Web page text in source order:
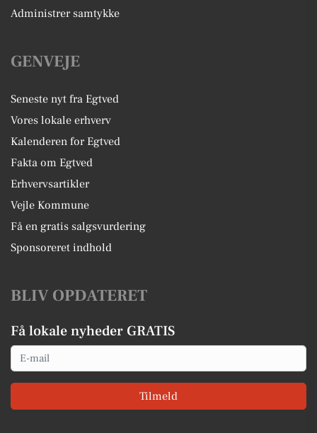
Administrer samtykke
GENVEJE
Seneste nyt fra Egtved
Vores lokale erhverv
Kalenderen for Egtved
Fakta om Egtved
Erhvervsartikler
Vejle Kommune
Få en gratis salgsvurdering
Sponsoreret indhold
BLIV OPDATERET
Få lokale nyheder GRATIS
Email
Tilmeld